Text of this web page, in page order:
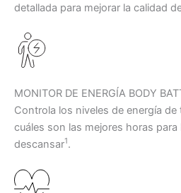
detallada para mejorar la calidad
MONITOR DE ENERGÍA BODY
Controla los niveles de energía
cuáles son las mejores horas para
descansar1.